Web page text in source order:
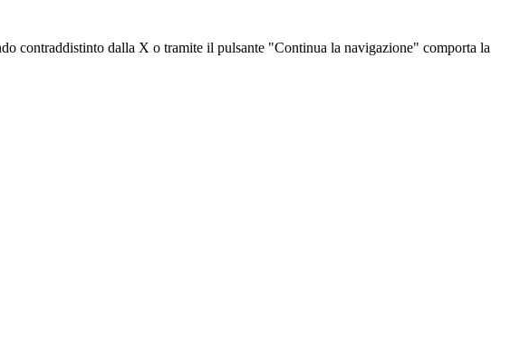
contraddistinto dalla X o tramite il pulsante "Continua la navigazione" comporta la